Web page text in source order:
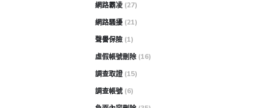
網路霸凌 (27)
網路騷擾 (21)
聲譽保險 (1)
虛假帳號刪除 (16)
調查取證 (15)
調查帳號 (6)